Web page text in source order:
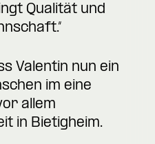
Qualität und
Valentin nun ein
im eine
allem
in Bietigheim.